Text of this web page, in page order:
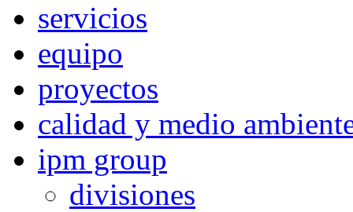
servicios
equipo
proyectos
calidad y medio
ipm group
divisiones